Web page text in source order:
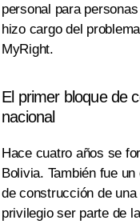
personal para
hizo cargo del
MyRight.
El primer bloque de
nacional
Hace cuatro años se
Bolivia. También fue
de construcción de
privilegio ser parte de